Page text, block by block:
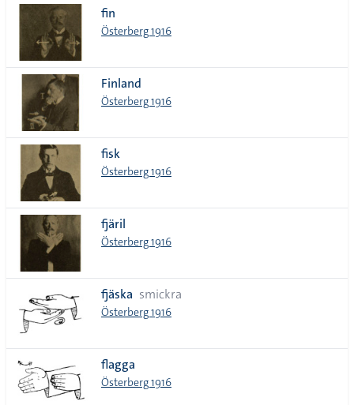
fin
Österberg 1916
Finland
Österberg 1916
fisk
Österberg 1916
fjäril
Österberg 1916
fjäska smickra
Österberg 1916
flagga
Österberg 1916